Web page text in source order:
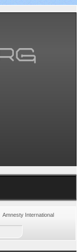
Amnesty International